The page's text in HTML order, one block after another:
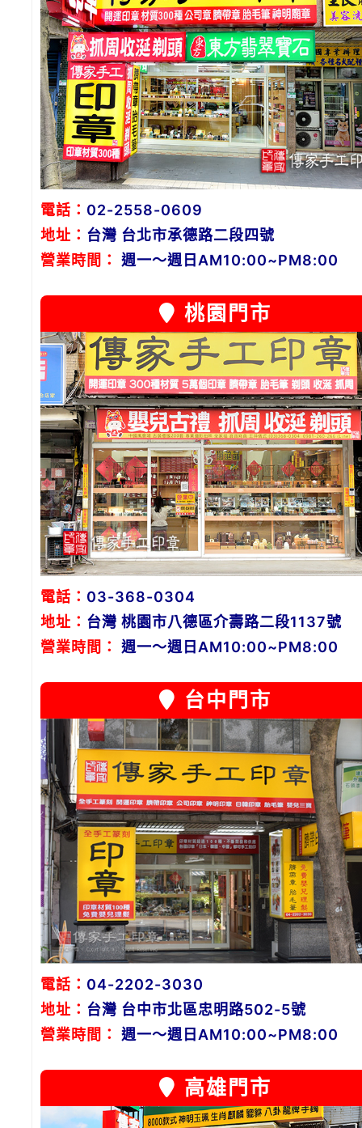
電話： 02-2558-0609
地址： 台灣 台北市承德路二段四號
營業時間：
週一～週日AM10:00~PM8:00
桃園門市
電話： 03-368-0304
地址： 台灣 桃園市八德區介壽路二段1137號
營業時間：
週一～週日AM10:00~PM8:00
台中門市
電話： 04-2202-3030
地址： 台灣 台中市北區忠明路502-5號
營業時間：
週一～週日AM10:00~PM8:00
高雄門市